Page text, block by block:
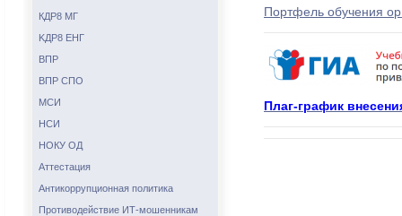
Портфель обучения
Плаг-график
КДР8 МГ
KДР8 ЕНГ
ВПР
ВПР СПО
МСИ
НСИ
НОКУ ОД
Аттестация
Антикоррупционная политика
Противодействие ИТ-мошенникам